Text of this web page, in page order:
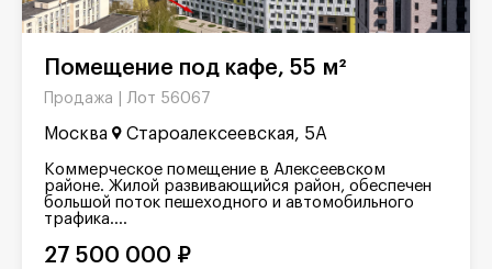
Помещение под кафе, 55 м²
Продажа | Лот 56067
Москва Староалексеевская, 5А
Коммерческое помещение в Алексеевском
районе. Жилой развивающийся район, обеспечен
большой поток пешеходного и автомобильного
трафика....
27 500 000 ₽